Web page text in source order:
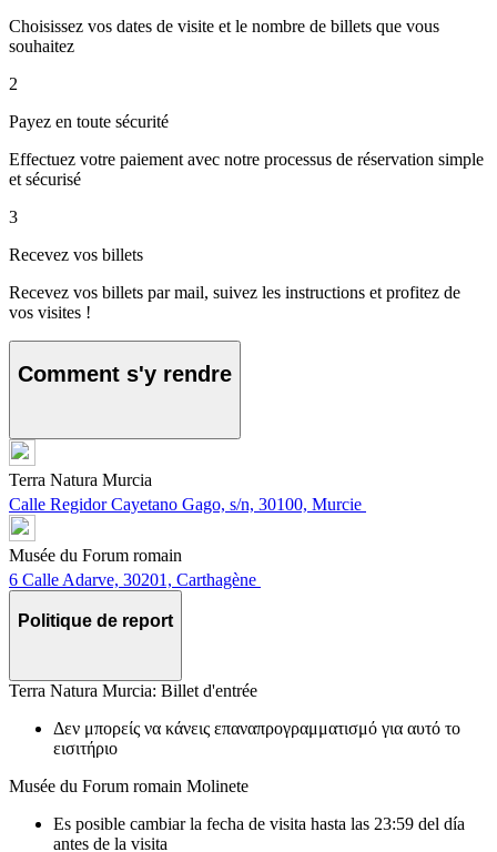
Choisissez vos dates de visite et le nombre de billets que vous
souhaitez
2
Payez en toute sécurité
Effectuez votre paiement avec notre processus de réservation simple
et sécurisé
3
Recevez vos billets
Recevez vos billets par mail, suivez les instructions et profitez de
vos visites !
Comment s'y rendre
Terra Natura Murcia
Calle Regidor Cayetano Gago, s/n, 30100, Murcie
Musée du Forum romain
6 Calle Adarve, 30201, Carthagène
Politique de report
Terra Natura Murcia: Billet d'entrée
Δεν μπορείς να κάνεις επαναπρογραμματισμό για αυτό το
εισιτήριο
Musée du Forum romain Molinete
Es posible cambiar la fecha de visita hasta las 23:59 del día
antes de la visita